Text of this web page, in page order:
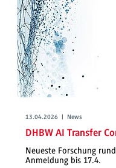
13.04.2026 | News
DHBW AI Transfer
Neueste Forschung
Anmeldung bis 17.4.